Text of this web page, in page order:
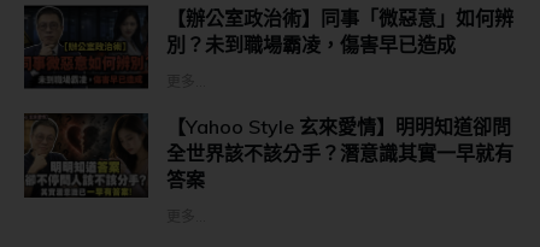
【辦公室政治術】同事「微惡意」如何辨
別？未到職場霸凌，傷害早已造成
【Yahoo Style 玄來愛情】明明知道卻問
全世界該不該分手？潛意識其實一早就有
答案